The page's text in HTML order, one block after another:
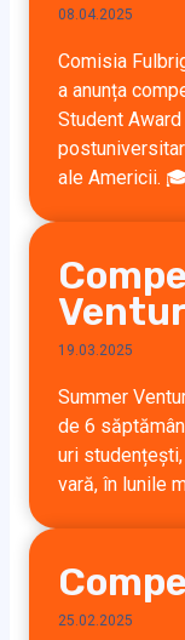
08.04.2025
Comisia
a anunța
Student
ale Americii.
19.03.2025
Summer
de 6
uri
vară, în lunile
25.02.2025